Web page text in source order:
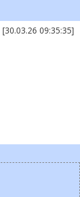
[30.03.26 09:35:35]